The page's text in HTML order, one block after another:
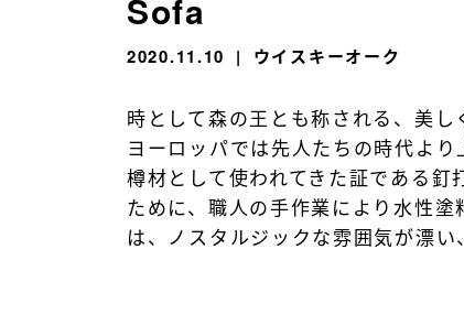
Sofa
2020.11.10 ウイスキーオーク
時として森の王とも称される、美し
ヨーロッパでは先人たちの時代よ
樽材として使われてきた証である
ために、職人の手作業により水性
は、ノスタルジックな雰囲気が漂い